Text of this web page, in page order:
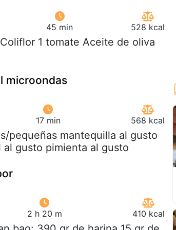
45 min 528 kcal
1 tomate Aceite de oliva
microondas
17 min 568 kcal
pequeñas mantequilla al gusto
gusto pimienta al gusto
2 h 20 m 410 kcal